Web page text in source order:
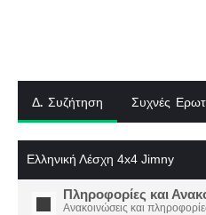
Δ. Συζήτηση Συχνές
Ελληνική Λέσχη 4x4 Jimny
Πληροφορίες και
Ανακοινώσεις και